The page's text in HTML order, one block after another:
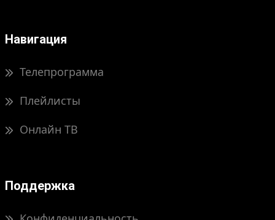
Навигация
Телепрограмма
Плейлисты
Онлайн ТВ
Поддержка